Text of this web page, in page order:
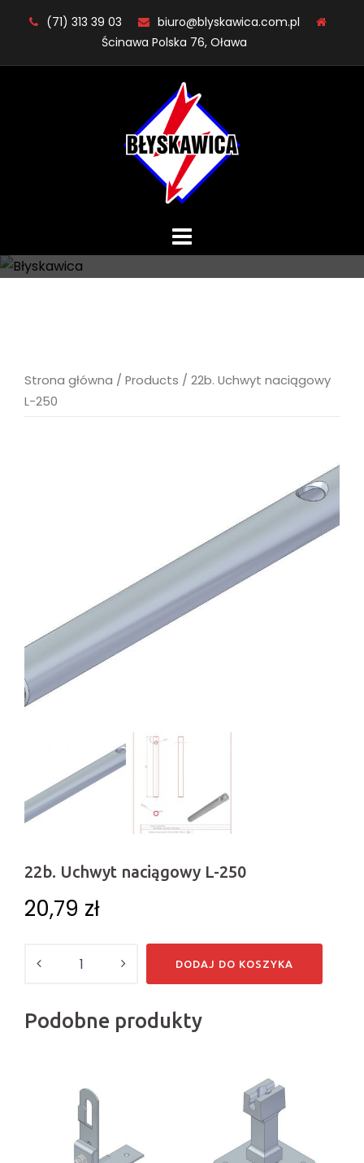
(71) 313 39 03
biuro@blyskawica.com.pl
Ścinawa Polska 76, Oława
Strona główna / Products / 22b. Uchwyt naciągowy
L-250
22b. Uchwyt naciągowy L-250
20,79 zł
DODAJ DO KOSZYKA
Podobne produkty